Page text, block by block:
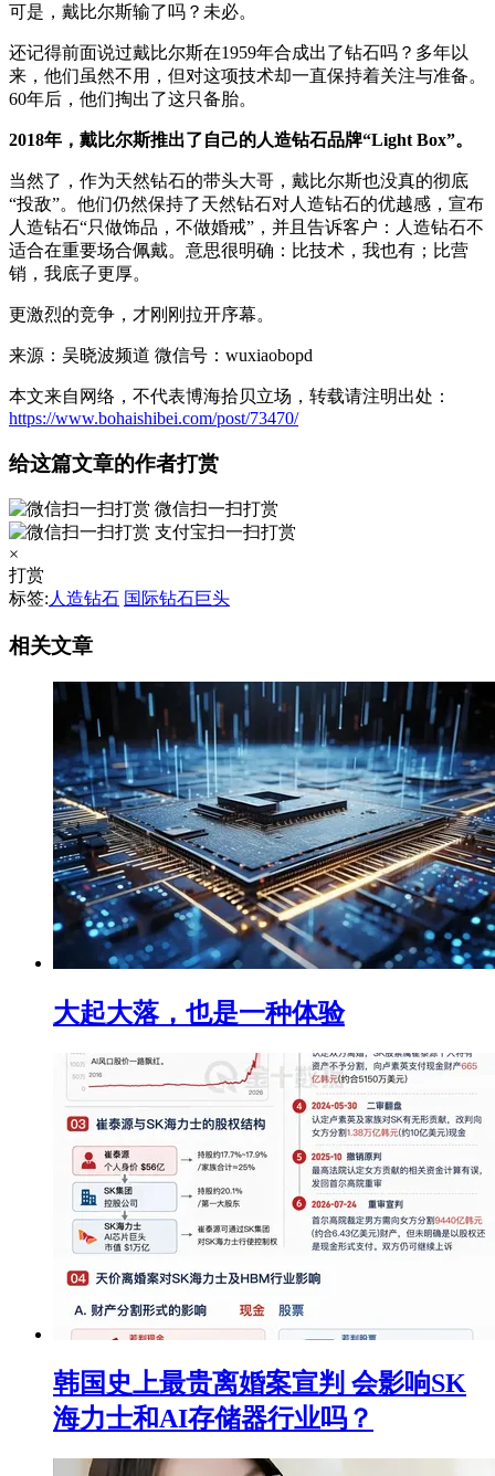
可是，戴比尔斯输了吗？未必。
还记得前面说过戴比尔斯在1959年合成出了钻石吗？多年以
来，他们虽然不用，但对这项技术却一直保持着关注与准备。
60年后，他们掏出了这只备胎。
2018年，戴比尔斯推出了自己的人造钻石品牌“Light Box”。
当然了，作为天然钻石的带头大哥，戴比尔斯也没真的彻底
“投敌”。他们仍然保持了天然钻石对人造钻石的优越感，宣布
人造钻石“只做饰品，不做婚戒”，并且告诉客户：人造钻石不
适合在重要场合佩戴。意思很明确：比技术，我也有；比营
销，我底子更厚。
更激烈的竞争，才刚刚拉开序幕。
来源：吴晓波频道 微信号：wuxiaobopd
本文来自网络，不代表博海拾贝立场，转载请注明出处：
https://www.bohaishibei.com/post/73470/
给这篇文章的作者打赏
微信扫一扫打赏
支付宝扫一扫打赏
×
打赏
标签: 人造钻石 国际钻石巨头
相关文章
大起大落，也是一种体验
韩国史上最贵离婚案宣判 会影响SK
海力士和AI存储器行业吗？